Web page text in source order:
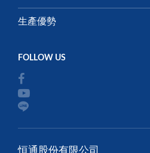
生產優勢
恒通股份有限公司